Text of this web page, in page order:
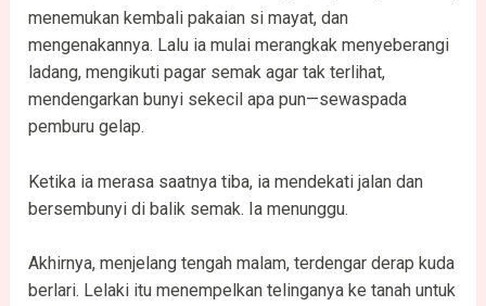
menemukan kembali pakaian si mayat, dan
mengenakannya. Lalu ia mulai merangkak menyeberangi
ladang, mengikuti pagar semak agar tak terlihat,
mendengarkan bunyi sekecil apa pun—sewaspada
pemburu gelap.
Ketika ia merasa saatnya tiba, ia mendekati jalan dan
bersembunyi di balik semak. Ia menunggu.
Akhirnya, menjelang tengah malam, terdengar derap kuda
berlari. Lelaki itu menempelkan telinganya ke tanah untuk